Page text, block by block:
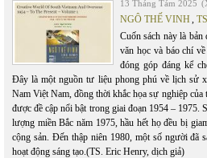
13 Tháng Tám 2025
NGÔ THẾ VINH
Cuốn sách này là bản
văn học và báo chí
đóng góp đáng kể
Đây là một nguồn tư liệu phong phú về lịch sử
Nam Việt Nam, đồng thời khắc họa sự nghiệp
được đề cập nổi bật trong giai đoạn 1954 – 1975.
lượng miền Bắc năm 1975, hầu hết họ đều bị
cộng sản. Đến thập niên 1980, một số người đã
hoạt động sáng tạo.(TS. Eric Henry, dịch giả)